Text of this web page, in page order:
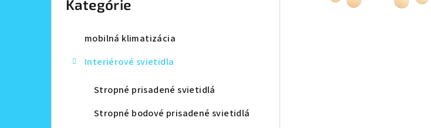
Kategórie
mobilná klimatizácia
Interiérové svietidla
Stropné prisadené svietidlá
Stropné bodové prisadené svietidlá